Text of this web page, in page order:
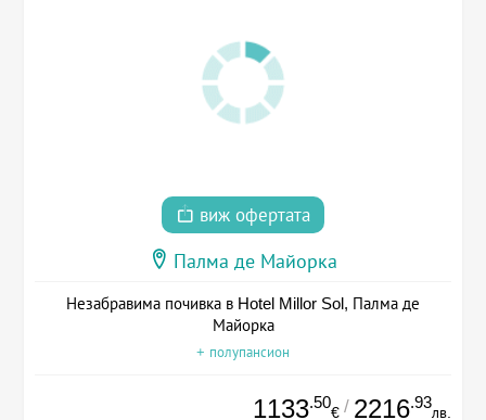
виж офертата
Палма де Майорка
Незабравима почивка в Hotel Millor Sol, Палма де
Майорка
+ полупансион
1133.50
€ / 2216.93
лв.